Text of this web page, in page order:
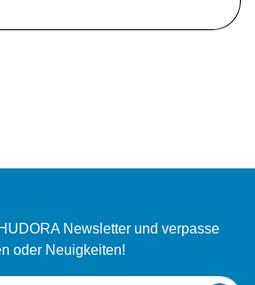
Newsletter und verpasse
oder Neuigkeiten!